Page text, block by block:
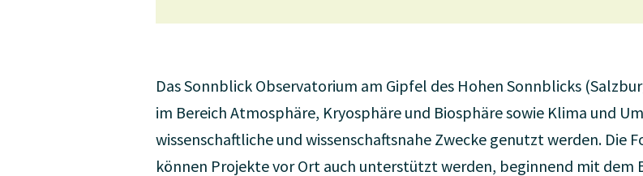
Das Sonnblick Observatorium am Gipfel des Hohen Sonnblicks
im Bereich Atmosphäre, Kryosphäre und Biosphäre sowie Klima und
wissenschaftliche und wissenschaftsnahe Zwecke genutzt werden. Die
können Projekte vor Ort auch unterstützt werden, beginnend mit dem